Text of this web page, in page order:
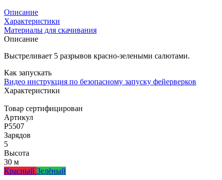
Описание
Характеристики
Материалы для скачивания
Описание
Выстреливает 5 разрывов красно-зелеными салютами.
Как запускать
Видео инструкция по безопасному запуску фейерверков
Характеристики
Товар сертифицирован
Артикул
Р5507
Зарядов
5
Высота
30 м
Красный Зелёный